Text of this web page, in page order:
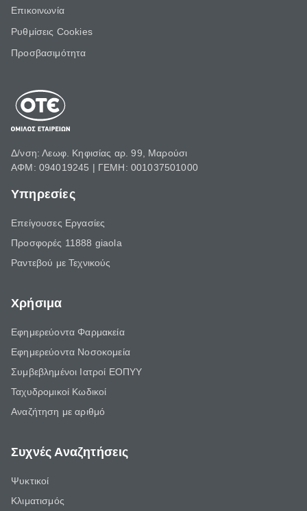
Επικοινωνία
Ρυθμίσεις Cookies
Προσβασιμότητα
Δ/νση: Λεωφ. Κηφισίας αρ. 99, Μαρούσι
ΑΦΜ: 094019245 | ΓΕΜΗ: 001037501000
Υπηρεσίες
Επείγουσες Εργασίες
Προσφορές 11888 giaola
Ραντεβού με Τεχνικούς
Χρήσιμα
Εφημερεύοντα Φαρμακεία
Εφημερεύοντα Νοσοκομεία
Συμβεβλημένοι Ιατροί ΕΟΠΥΥ
Ταχυδρομικοί Κωδικοί
Αναζήτηση με αριθμό
Συχνές Αναζητήσεις
Ψυκτικοί
Κλιματισμός